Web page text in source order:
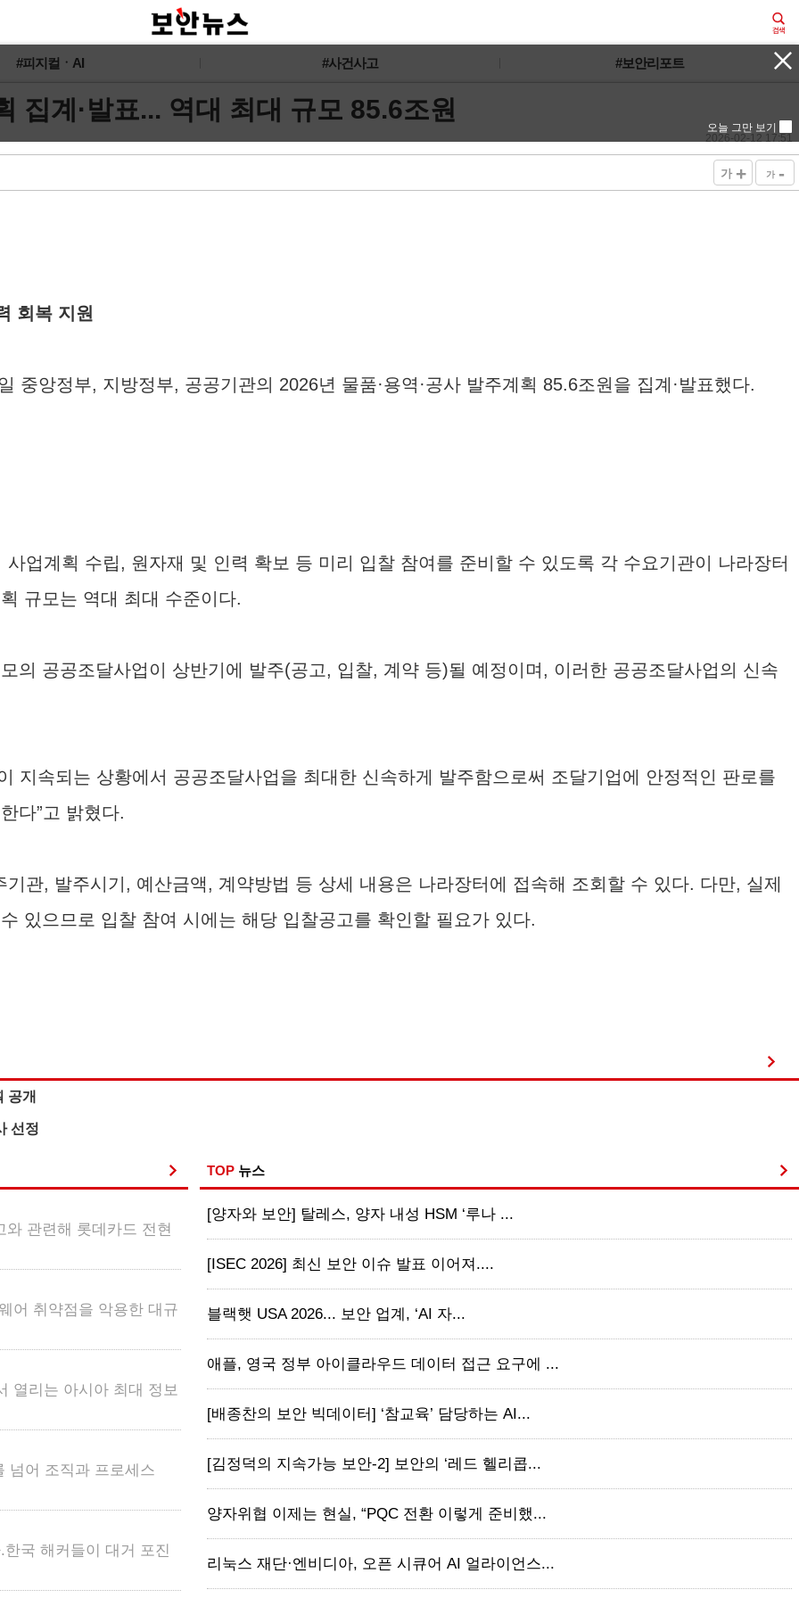
#피지컬ㆍAI #사건사고 #보안리포트
집계·발표... 역대 최대 규모 85.6조원
2026-02-12 17:51
가 + 가 -
회복 지원
중앙정부, 지방정부, 공공기관의 2026년 물품·용역·공사 발주계획 85.6조원을 집계·발표했다.
업계획 수립, 원자재 및 인력 확보 등 미리 입찰 참여를 준비할 수 있도록 각 수요기관이 나라장터
규모는 역대 최대 수준이다.
의 공공조달사업이 상반기에 발주(공고, 입찰, 계약 등)될 예정이며, 이러한 공공조달사업의 신속
지속되는 상황에서 공공조달사업을 최대한 신속하게 발주함으로써 조달기업에 안정적인 판로를
다”고 밝혔다.
관, 발주시기, 예산금액, 계약방법 등 상세 내용은 나라장터에 접속해 조회할 수 있다. 다만, 실제
있으므로 입찰 참여 시에는 해당 입찰공고를 확인할 필요가 있다.
공개
선정
관련해 롯데카드 전현
어 취약점을 악용한 대규
열리는 아시아 최대 정보
넘어 조직과 프로세스
국 해커들이 대거 포진
TOP 뉴스
[양자와 보안] 탈레스, 양자 내성 HSM ‘루나 ...
[ISEC 2026] 최신 보안 이슈 발표 이어져....
블랙햇 USA 2026... 보안 업계, ‘AI 자...
애플, 영국 정부 아이클라우드 데이터 접근 요구에 ...
[배종찬의 보안 빅데이터] ‘참교육’ 담당하는 AI...
[김정덕의 지속가능 보안-2] 보안의 ‘레드 헬리콥...
양자위협 이제는 현실, “PQC 전환 이렇게 준비했...
리눅스 재단·엔비디아, 오픈 시큐어 AI 얼라이언스...
오늘 그만 보기